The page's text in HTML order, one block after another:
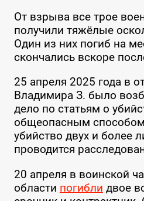
От взрыва все трое
получили тяжёлые
Один из них погиб на
скончались вскоре
25 апреля 2025 года в
Владимира З. было
дело по статьям о
общеопасным
убийство двух и более
проводится
20 апреля в воинской
области погибли двое